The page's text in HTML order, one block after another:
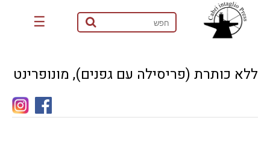
☰
ללא כותרת (פריסילה עם גפנים), מונופרינט